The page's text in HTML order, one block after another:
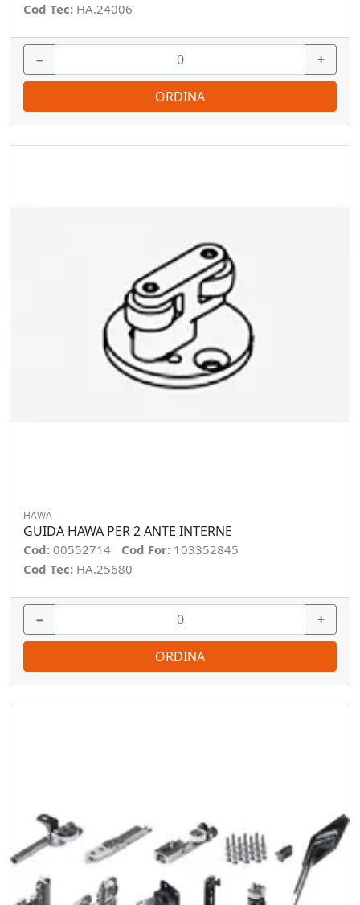
Cod Tec: HA.24006
− +
ORDINA
HAWA
GUIDA HAWA PER 2 ANTE INTERNE
Cod: 00552714 Cod For: 103352845
Cod Tec: HA.25680
− +
ORDINA